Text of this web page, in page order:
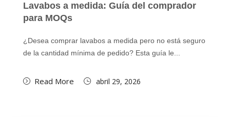
Lavabos a medida: Guía del comprador
para MOQs
¿Desea comprar lavabos a medida pero no está seguro
de la cantidad mínima de pedido? Esta guía le...
Read More abril 29, 2026